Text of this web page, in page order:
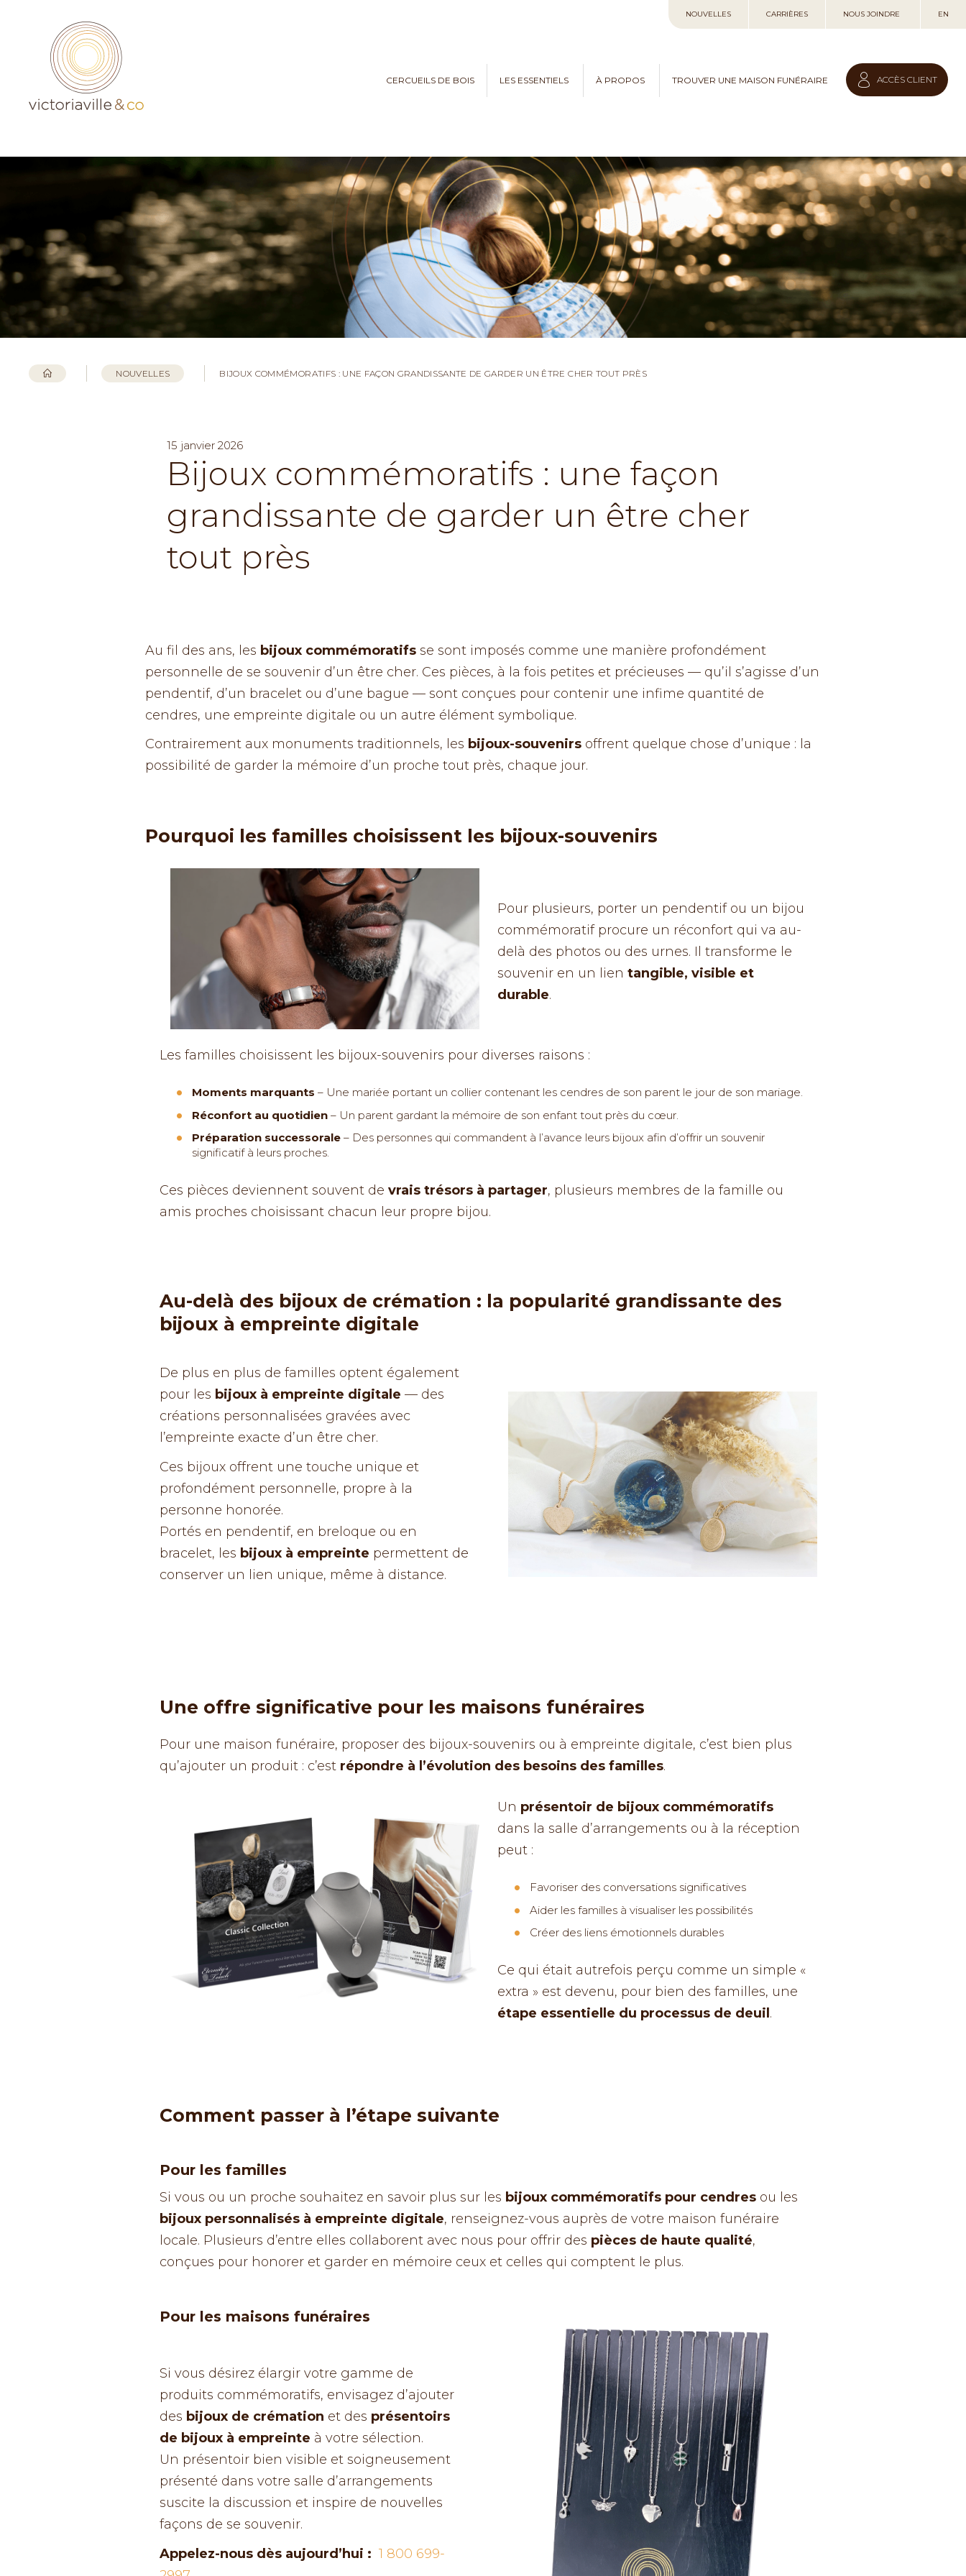
au
NOUVELLES CARRIÈRES NOUS JOINDRE EN
CERCUEILS DE BOIS LES ESSENTIELS À PROPOS TROUVER UNE MAISON FUNÉRAIRE ACCÈS CLIENT
NOUVELLES BIJOUX COMMÉMORATIFS : UNE FAÇON GRANDISSANTE DE GARDER UN ÊTRE CHER TOUT PRÈS
15 janvier 2026
Bijoux commémoratifs : une façon
grandissante de garder un être cher
tout près
Au fil des ans, les bijoux commémoratifs se sont imposés comme une manière profondément
personnelle de se souvenir d’un être cher. Ces pièces, à la fois petites et précieuses — qu’il s’agisse d’un
pendentif, d’un bracelet ou d’une bague — sont conçues pour contenir une infime quantité de
cendres, une empreinte digitale ou un autre élément symbolique.
Contrairement aux monuments traditionnels, les bijoux-souvenirs offrent quelque chose d’unique : la
possibilité de garder la mémoire d’un proche tout près, chaque jour.
Pourquoi les familles choisissent les bijoux-souvenirs
Pour plusieurs, porter un pendentif ou un bijou
commémoratif procure un réconfort qui va au-
delà des photos ou des urnes. Il transforme le
souvenir en un lien tangible, visible et
durable.
Les familles choisissent les bijoux-souvenirs pour diverses raisons :
Moments marquants – Une mariée portant un collier contenant les cendres de son parent le jour de son mariage.
Réconfort au quotidien – Un parent gardant la mémoire de son enfant tout près du cœur.
Préparation successorale – Des personnes qui commandent à l’avance leurs bijoux afin d’offrir un souvenir
significatif à leurs proches.
Ces pièces deviennent souvent de vrais trésors à partager, plusieurs membres de la famille ou
amis proches choisissant chacun leur propre bijou.
Au-delà des bijoux de crémation : la popularité grandissante des
bijoux à empreinte digitale
De plus en plus de familles optent également
pour les bijoux à empreinte digitale — des
créations personnalisées gravées avec
l’empreinte exacte d’un être cher.
Ces bijoux offrent une touche unique et
profondément personnelle, propre à la
personne honorée.
Portés en pendentif, en breloque ou en
bracelet, les bijoux à empreinte permettent de
conserver un lien unique, même à distance.
Une offre significative pour les maisons funéraires
Pour une maison funéraire, proposer des bijoux-souvenirs ou à empreinte digitale, c’est bien plus
qu’ajouter un produit : c’est répondre à l’évolution des besoins des familles.
Un présentoir de bijoux commémoratifs
dans la salle d’arrangements ou à la réception
peut :
Favoriser des conversations significatives
Aider les familles à visualiser les possibilités
Créer des liens émotionnels durables
Ce qui était autrefois perçu comme un simple «
extra » est devenu, pour bien des familles, une
étape essentielle du processus de deuil.
Comment passer à l’étape suivante
Pour les familles
Si vous ou un proche souhaitez en savoir plus sur les bijoux commémoratifs pour cendres ou les
bijoux personnalisés à empreinte digitale, renseignez-vous auprès de votre maison funéraire
locale. Plusieurs d’entre elles collaborent avec nous pour offrir des pièces de haute qualité,
conçues pour honorer et garder en mémoire ceux et celles qui comptent le plus.
Pour les maisons funéraires
Si vous désirez élargir votre gamme de
produits commémoratifs, envisagez d’ajouter
des bijoux de crémation et des présentoirs
de bijoux à empreinte à votre sélection.
Un présentoir bien visible et soigneusement
présenté dans votre salle d’arrangements
suscite la discussion et inspire de nouvelles
façons de se souvenir.
Appelez-nous dès aujourd’hui : 1 800 699-